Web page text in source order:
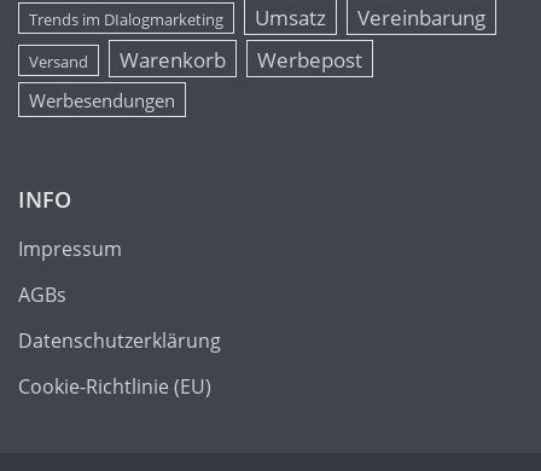
Trends im DIalogmarketing Umsatz Vereinbarung
Versand Warenkorb Werbepost
Werbesendungen
INFO
Impressum
AGBs
Datenschutzerklärung
Cookie-Richtlinie (EU)